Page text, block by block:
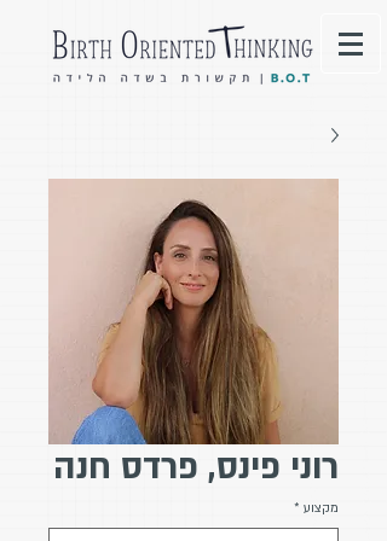
רוני פינס, פרדס חנה
מקצוע *